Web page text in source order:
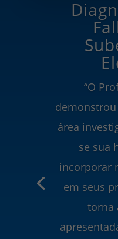
“O
área
se sua
incorporar
em seus
torna